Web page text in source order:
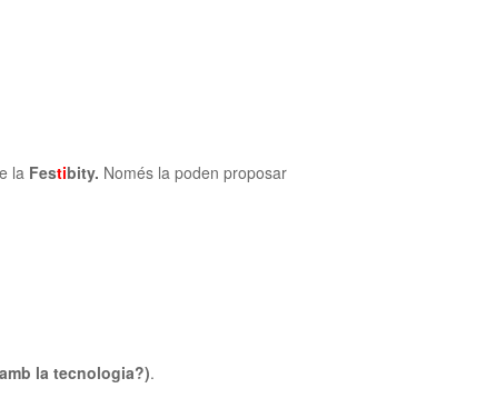
la Festibity. Només la poden proposar
la tecnologia?).